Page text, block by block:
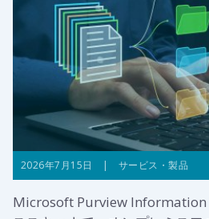
2026年7月15日 | サービス・製品
Microsoft Purview Information